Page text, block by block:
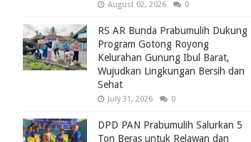
August 02, 2026 0
RS AR Bunda Prabumulih Dukung
Program Gotong Royong
Kelurahan Gunung Ibul Barat,
Wujudkan Lingkungan Bersih dan
Sehat
July 31, 2026 0
DPD PAN Prabumulih Salurkan 5
Ton Beras untuk Relawan dan